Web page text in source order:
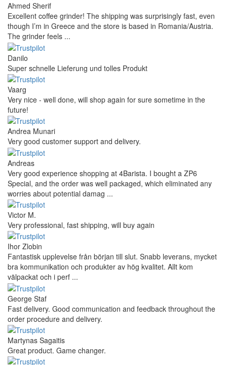
Ahmed Sherif
Excellent coffee grinder! The shipping was surprisingly fast, even
though I’m in Greece and the store is based in Romania/Austria.
The grinder feels ...
Danilo
Super schnelle Lieferung und tolles Produkt
Vaarg
Very nice - well done, will shop again for sure sometime in the
future!
Andrea Munari
Very good customer support and delivery.
Andreas
Very good experience shopping at 4Barista. I bought a ZP6
Special, and the order was well packaged, which eliminated any
worries about potential damag ...
Victor M.
Very professional, fast shipping, will buy again
Ihor Zlobin
Fantastisk upplevelse från början till slut. Snabb leverans, mycket
bra kommunikation och produkter av hög kvalitet. Allt kom
välpackat och i perf ...
George Staf
Fast delivery. Good communication and feedback throughout the
order procedure and delivery.
Martynas Sagaitis
Great product. Game changer.